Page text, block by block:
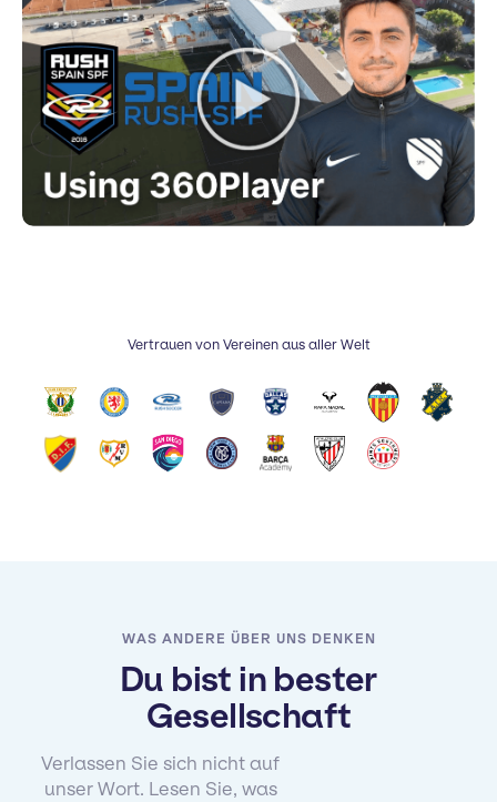
Vertrauen von Vereinen aus aller Welt
WAS ANDERE ÜBER UNS DENKEN
Du bist in bester
Gesellschaft
Verlassen Sie sich nicht auf
unser Wort. Lesen Sie, was